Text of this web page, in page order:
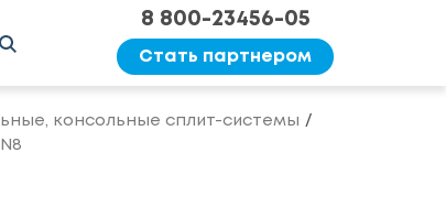
8 800-23456-05
Стать партнером
консольные сплит-системы